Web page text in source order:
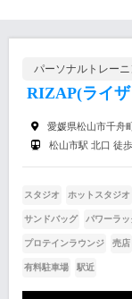
パーソナルトレー
RIZAP(ライ
愛媛県松山市千舟
松山市駅 北口 徒
スタジオ ホットスタジオ
サンドバッグ パワーラッ
プロテインラウンジ 売店
有料駐車場 駅近